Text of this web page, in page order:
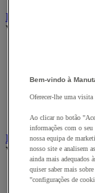
Eletricidade
Ver todas as
Cabo Elétrico
Extensão, tira
Tomada e
Ferramentas
Ver todas as
Ferramentas
Ferramentas
Bem-vindo à
Oferecer-lhe uma
Ao clicar no botão
informações com o seu
nossa equipa de
nosso site e analisem
ainda mais adequados
quiser saber mais
"configurações de